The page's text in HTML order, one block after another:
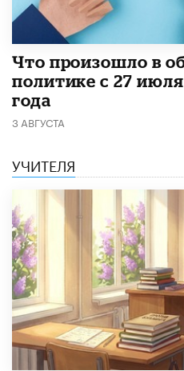
​Что произошло в
политике с 27 июля
года
3 АВГУСТА
УЧИТЕЛЯ